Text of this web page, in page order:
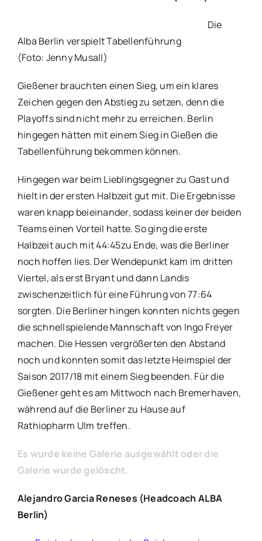
Alba Berlin verspielt Tabellenführung
(Foto: Jenny Musall)
Die
Gießener brauchten einen Sieg, um ein klares
Zeichen gegen den Abstieg zu setzen, denn die
Playoffs sind nicht mehr zu erreichen. Berlin
hingegen hätten mit einem Sieg in Gießen die
Tabellenführung bekommen können.
Hingegen war beim Lieblingsgegner zu Gast und
hielt in der ersten Halbzeit gut mit. Die Ergebnisse
waren knapp beieinander, sodass keiner der beiden
Teams einen Vorteil hatte. So ging die erste
Halbzeit auch mit 44:45zu Ende, was die Berliner
noch hoffen lies. Der Wendepunkt kam im dritten
Viertel, als erst Bryant und dann Landis
zwischenzeitlich für eine Führung von 77:64
sorgten. Die Berliner hingen konnten nichts gegen
die schnellspielende Mannschaft von Ingo Freyer
machen. Die Hessen vergrößerten den Abstand
noch und konnten somit das letzte Heimspiel der
Saison 2017/18 mit einem Sieg beenden. Für die
Gießener geht es am Mittwoch nach Bremerhaven,
während auf die Berliner zu Hause auf
Rathiopharm Ulm treffen.
Es wurde keine Galerie ausgewählt oder die
Galerie wurde gelöscht.
Alejandro Garcia Reneses (Headcoach ALBA
Berlin)